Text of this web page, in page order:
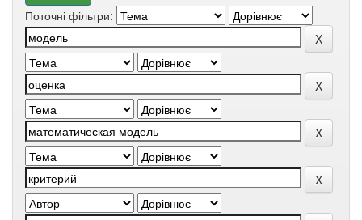
Поточні фільтри: